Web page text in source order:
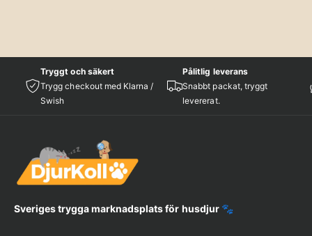
Tryggt och säkert
Trygg checkout med Klarna /
Swish
Pålitlig leverans
Snabbt packat, tryggt
levererat.
Sveriges trygga marknadsplats för husdjur 🐾